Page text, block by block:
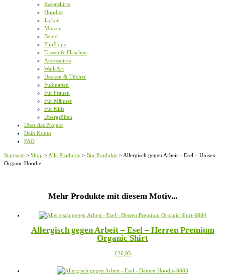
Sweatshirts
Hoodies
Jacken
Mützen
Beutel
FlipFlops
Tassen & Flaschen
Accessoires
Wall-Art
Decken & Tücher
Fußmatten
Für Frauen
Für Männer
Für Kids
Übergrößen
Über das Projekt
Dein Konto
FAQ
Startseite > Shop > Alle Produkte > Bio-Produkte > Allergisch gegen Arbeit – Esel – Unisex
Organic Hoodie
Mehr Produkte mit diesem Motiv...
Allergisch gegen Arbeit – Esel – Herren Premium
Organic Shirt
€26,95Dieses
weist